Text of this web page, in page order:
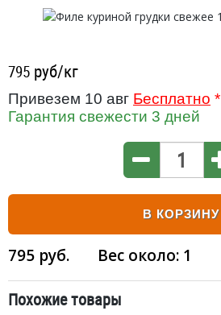
795 руб/кг
Привезем 10 авг Бесплатно *
Гарантия свежести 3 дней
В КОРЗИНУ
795 руб. Вес около: 1
Похожие товары